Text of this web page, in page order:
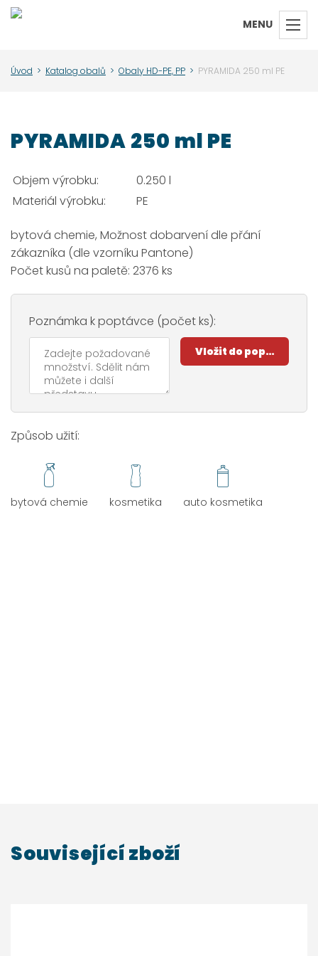
MENU
Úvod > Katalog obalů > Obaly HD-PE, PP > PYRAMIDA 250 ml PE
PYRAMIDA 250 ml PE
Objem výrobku:
0.250 l
Materiál výrobku:
PE
bytová chemie, Možnost dobarvení dle přání
zákazníka (dle vzorníku Pantone)
Počet kusů na paletě: 2376 ks
Poznámka k poptávce (počet ks):
Způsob užití:
bytová chemie kosmetika auto kosmetika
Související zboží